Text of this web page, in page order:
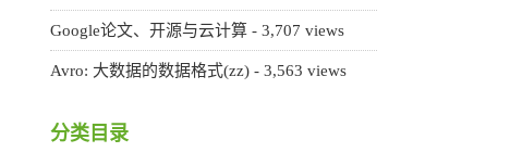
Google论文、开源与云计算 - 3,707 views
Avro: 大数据的数据格式(zz) - 3,563 views
分类目录